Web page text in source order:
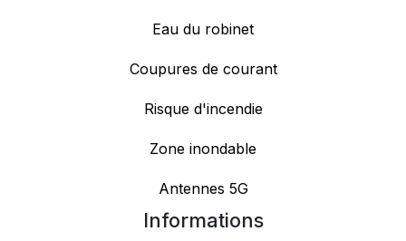
Eau du robinet
Coupures de courant
Risque d'incendie
Zone inondable
Antennes 5G
Informations